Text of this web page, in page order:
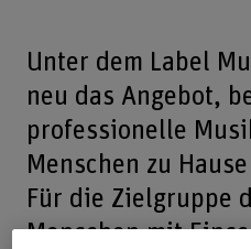
Unter dem Label
neu das Angebot,
professionelle
Menschen zu
Für die Zielgruppe
Menschen mit